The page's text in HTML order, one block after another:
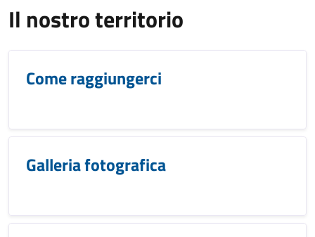
Il nostro territorio
Come raggiungerci
Galleria fotografica